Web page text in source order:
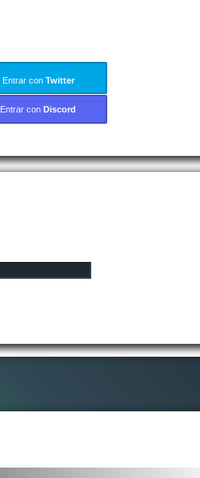
Entrar con Twitter
Entrar con Discord